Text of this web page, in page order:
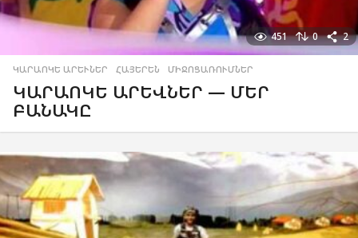
451 0 2
ԿԱՐԱՈԿԵ ԱՐԵՒՆԵՐ ,ՀԱՅԵՐԵՆ ,ՄԻՋՈՑԱՌՈՒՄՆԵՐ
ԿԱՐԱՈԿԵ ԱՐԵՎՆԵՐ — ՄԵՐ
ԲԱՆԱԿԸ